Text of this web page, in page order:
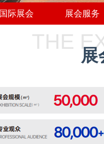
国际展会 展会服务
THE
展